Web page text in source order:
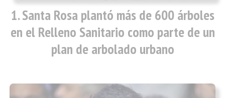
Santa Rosa plantó más de 600 árboles
en el Relleno Sanitario como parte de un
plan de arbolado urbano